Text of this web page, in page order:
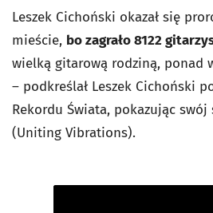
Leszek Cichoński okazał się
mieście, bo zagrało 8122
wielką gitarową rodziną, ponad
– podkreślał Leszek Cichoński
Rekordu Świata, pokazując
(Uniting Vibrations).